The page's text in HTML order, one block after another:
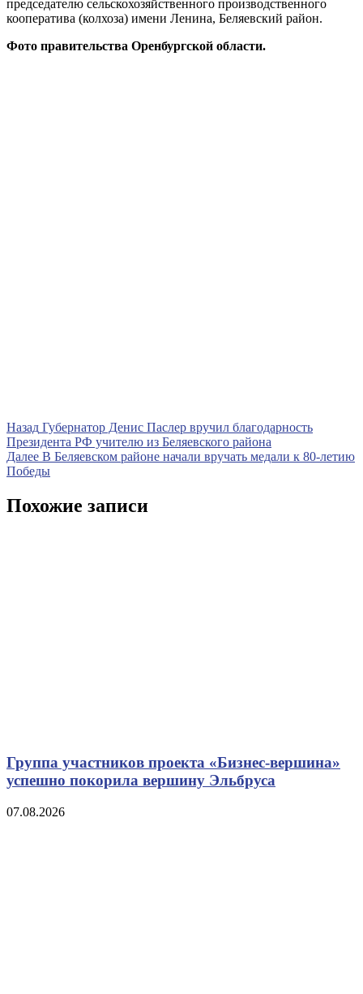
председателю сельскохозяйственного производственного
кооператива (колхоза) имени Ленина, Беляевский район.
Фото правительства Оренбургской области.
Навигация
по
записям
Назад Предыдущая
запись
Губернатор Денис Паслер вручил благодарность
Президента РФ учителю из Беляевского района
Далее Следующая
запись
В Беляевском районе начали вручать медали к 80-летию
Победы
Похожие записи
Группа участников проекта «Бизнес‑вершина»
успешно покорила вершину Эльбруса
07.08.2026